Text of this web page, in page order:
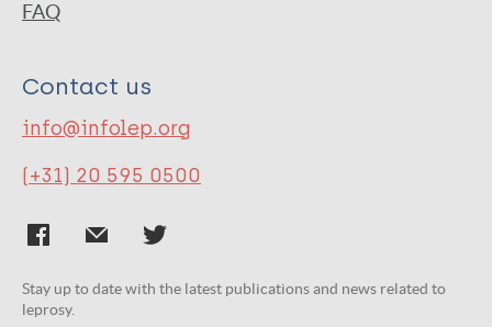
FAQ
Contact us
info@infolep.org
(+31) 20 595 0500
Stay up to date with the latest publications and news related to
leprosy.